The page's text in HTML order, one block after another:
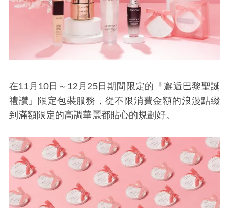
在11月10日～12月25日期間限定的「邂逅巴黎聖誕
禮讚」限定包裝服務，從不限消費金額的浪漫點綴
到滿額限定的高調華麗都貼心的規劃好。